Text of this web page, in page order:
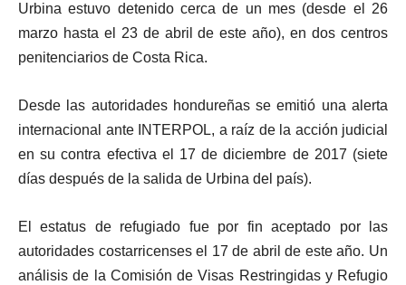
Urbina estuvo detenido cerca de un mes (desde el 26
marzo hasta el 23 de abril de este año), en dos centros
penitenciarios de Costa Rica.
Desde las autoridades hondureñas se emitió una alerta
internacional ante INTERPOL, a raíz de la acción judicial
en su contra efectiva el 17 de diciembre de 2017 (siete
días después de la salida de Urbina del país).
El estatus de refugiado fue por fin aceptado por las
autoridades costarricenses el 17 de abril de este año. Un
análisis de la Comisión de Visas Restringidas y Refugio